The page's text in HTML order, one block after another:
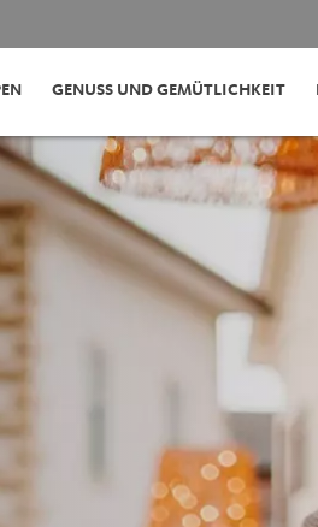
GENUSS UND GEMÜTLICHKEIT